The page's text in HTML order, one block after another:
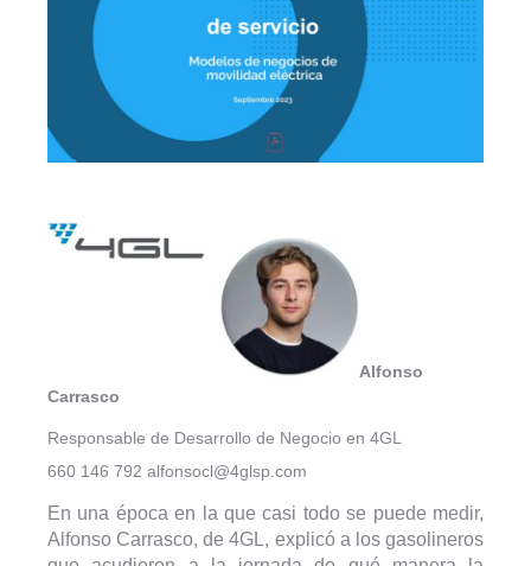
Alfonso
Carrasco
Responsable de Desarrollo de Negocio en 4GL
660 146 792 alfonsocl@4glsp.com
En una época en la que casi todo se puede medir,
Alfonso Carrasco, de 4GL, explicó a los gasolineros